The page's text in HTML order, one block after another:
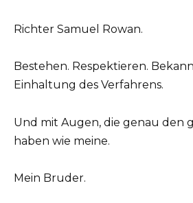
Richter Samuel Rowan.
Bestehen. Respektieren.
Einhaltung des Verfahrens.
Und mit Augen, die genau den
haben wie meine.
Mein Bruder.